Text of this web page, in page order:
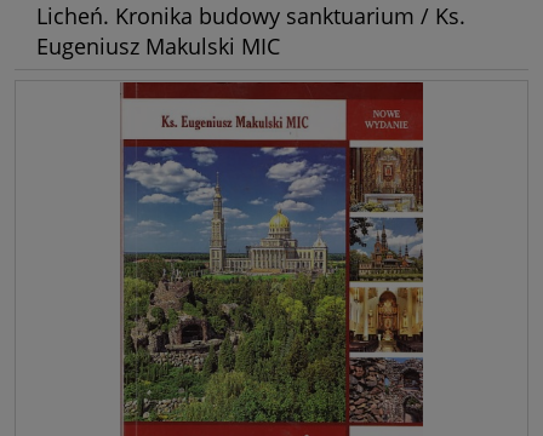
Licheń. Kronika budowy sanktuarium / Ks.
Eugeniusz Makulski MIC